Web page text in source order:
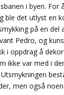
i byen. For
ble det utlyst en
på en del
Pedro, og
i oppdrag å
ikke var med i
men også